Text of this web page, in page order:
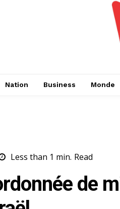
Nation Business Monde
Less than 1 min. Read
de